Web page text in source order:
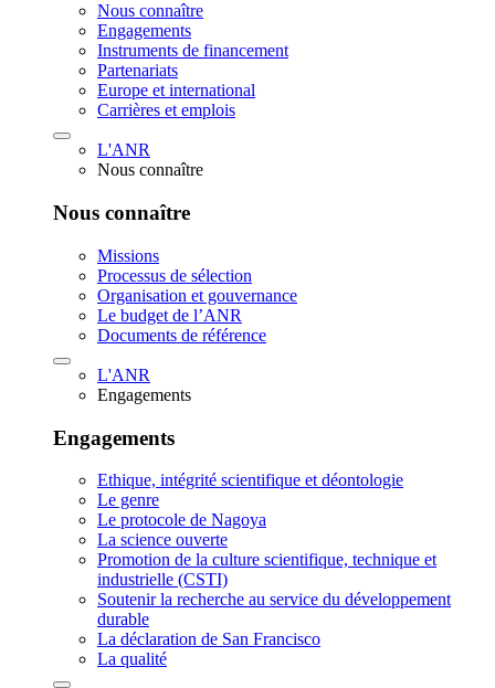
Nous connaître
Engagements
Instruments de financement
Partenariats
Europe et international
Carrières et emplois
L'ANR
Nous connaître
Nous connaître
Missions
Processus de sélection
Organisation et gouvernance
Le budget de l’ANR
Documents de référence
L'ANR
Engagements
Engagements
Ethique, intégrité scientifique et déontologie
Le genre
Le protocole de Nagoya
La science ouverte
Promotion de la culture scientifique, technique et
industrielle (CSTI)
Soutenir la recherche au service du développement
durable
La déclaration de San Francisco
La qualité